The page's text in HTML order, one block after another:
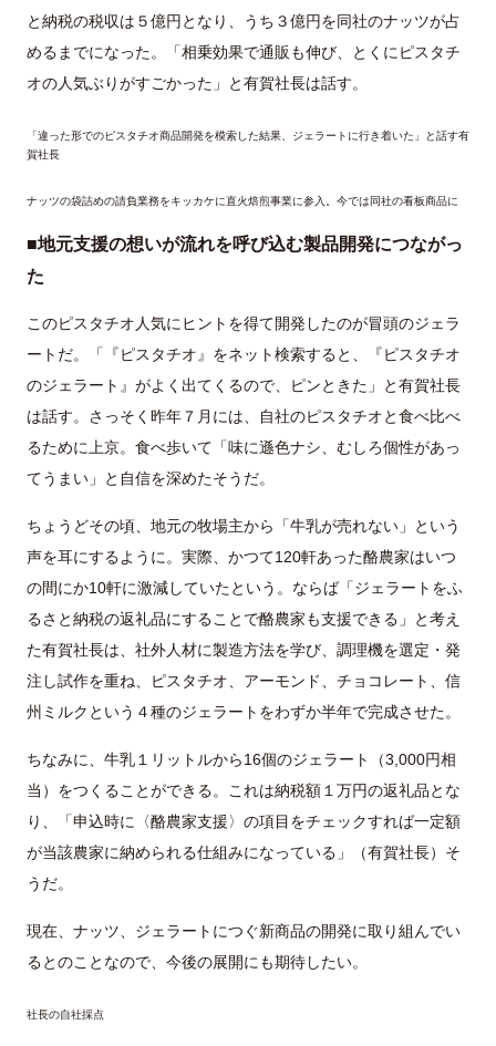
と納税の税収は５億円となり、うち３億円を同社のナッツが占
めるまでになった。「相乗効果で通販も伸び、とくにピスタチ
オの人気ぶりがすごかった」と有賀社長は話す。
「違った形でのピスタチオ商品開発を模索した結果、ジェラートに行き着いた」と話す有
賀社長
ナッツの袋詰めの請負業務をキッカケに直火焙煎事業に参入。今では同社の看板商品に
■地元支援の想いが流れを呼び込む製品開発につながっ
た
このピスタチオ人気にヒントを得て開発したのが冒頭のジェラ
ートだ。「『ピスタチオ』をネット検索すると、『ピスタチオ
のジェラート』がよく出てくるので、ピンときた」と有賀社長
は話す。さっそく昨年７月には、自社のピスタチオと食べ比べ
るために上京。食べ歩いて「味に遜色ナシ、むしろ個性があっ
てうまい」と自信を深めたそうだ。
ちょうどその頃、地元の牧場主から「牛乳が売れない」という
声を耳にするように。実際、かつて120軒あった酪農家はいつ
の間にか10軒に激減していたという。ならば「ジェラートをふ
るさと納税の返礼品にすることで酪農家も支援できる」と考え
た有賀社長は、社外人材に製造方法を学び、調理機を選定・発
注し試作を重ね、ピスタチオ、アーモンド、チョコレート、信
州ミルクという４種のジェラートをわずか半年で完成させた。
ちなみに、牛乳１リットルから16個のジェラート（3,000円相
当）をつくることができる。これは納税額１万円の返礼品とな
り、「申込時に〈酪農家支援〉の項目をチェックすれば一定額
が当該農家に納められる仕組みになっている」（有賀社長）そ
うだ。
現在、ナッツ、ジェラートにつぐ新商品の開発に取り組んでい
るとのことなので、今後の展開にも期待したい。
社長の自社採点